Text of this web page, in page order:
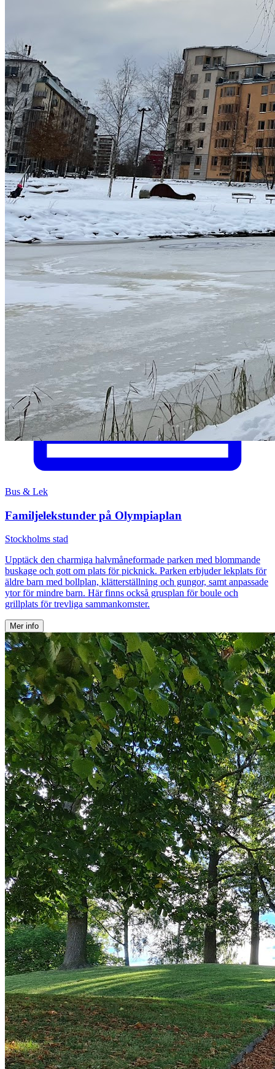
Skriv recensioner
Dela dina erfarenheter
Kontakta föräldrar
Bygg ditt nätverk
Få rekommendationerUpptäck nya aktiviteter
Gå med i Föräldraledig.se Logga in
Är du ett företag som erbjuder aktiviteter?
Skapa företagskonto
Det är gratis och tar mindre än 2 minuter!
Fler aktiviteter som kan intressera dig
Bus & Lek
Familjelekstunder på Olympiaplan
Stockholms stad
Upptäck den charmiga halvmåneformade parken med blommande
buskage och gott om plats för picknick. Parken erbjuder lekplats för
äldre barn med bollplan, klätterställning och gungor, samt anpassade
ytor för mindre barn. Här finns också grusplan för boule och
grillplats för trevliga sammankomster.
Mer info